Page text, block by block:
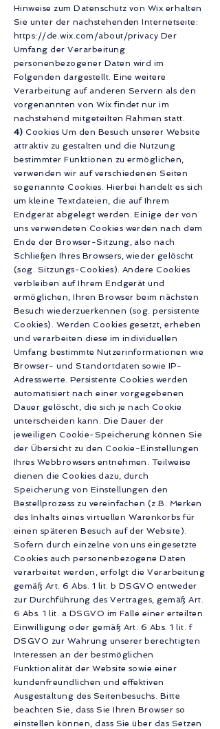
Hinweise zum Datenschutz von Wix erhalten
Sie unter der nachstehenden Internetseite:
https://de.wix.com/about/privacy Der
Umfang der Verarbeitung
personenbezogener Daten wird im
Folgenden dargestellt. Eine weitere
Verarbeitung auf anderen Servern als den
vorgenannten von Wix findet nur im
nachstehend mitgeteilten Rahmen statt.
4) Cookies Um den Besuch unserer Website
attraktiv zu gestalten und die Nutzung
bestimmter Funktionen zu ermöglichen,
verwenden wir auf verschiedenen Seiten
sogenannte Cookies. Hierbei handelt es sich
um kleine Textdateien, die auf Ihrem
Endgerät abgelegt werden. Einige der von
uns verwendeten Cookies werden nach dem
Ende der Browser-Sitzung, also nach
Schließen Ihres Browsers, wieder gelöscht
(sog. Sitzungs-Cookies). Andere Cookies
verbleiben auf Ihrem Endgerät und
ermöglichen, Ihren Browser beim nächsten
Besuch wiederzuerkennen (sog. persistente
Cookies). Werden Cookies gesetzt, erheben
und verarbeiten diese im individuellen
Umfang bestimmte Nutzerinformationen wie
Browser- und Standortdaten sowie IP-
Adresswerte. Persistente Cookies werden
automatisiert nach einer vorgegebenen
Dauer gelöscht, die sich je nach Cookie
unterscheiden kann. Die Dauer der
jeweiligen Cookie-Speicherung können Sie
der Übersicht zu den Cookie-Einstellungen
Ihres Webbrowsers entnehmen. Teilweise
dienen die Cookies dazu, durch
Speicherung von Einstellungen den
Bestellprozess zu vereinfachen (z.B. Merken
des Inhalts eines virtuellen Warenkorbs für
einen späteren Besuch auf der Website).
Sofern durch einzelne von uns eingesetzte
Cookies auch personenbezogene Daten
verarbeitet werden, erfolgt die Verarbeitung
gemäß Art. 6 Abs. 1 lit. b DSGVO entweder
zur Durchführung des Vertrages, gemäß Art.
6 Abs. 1 lit. a DSGVO im Falle einer erteilten
Einwilligung oder gemäß Art. 6 Abs. 1 lit. f
DSGVO zur Wahrung unserer berechtigten
Interessen an der bestmöglichen
Funktionalität der Website sowie einer
kundenfreundlichen und effektiven
Ausgestaltung des Seitenbesuchs. Bitte
beachten Sie, dass Sie Ihren Browser so
einstellen können, dass Sie über das Setzen